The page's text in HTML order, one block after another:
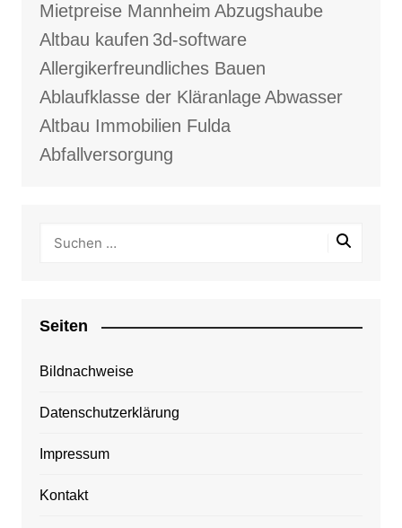
Mietpreise Mannheim Abzugshaube
Altbau kaufen 3d-software
Allergikerfreundliches Bauen
Ablaufklasse der KläranlageAbwasser
Altbau Immobilien Fulda
Abfallversorgung
Seiten
Bildnachweise
Datenschutzerklärung
Impressum
Kontakt